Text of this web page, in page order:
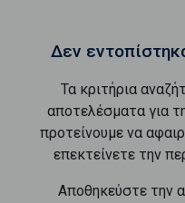
Δεν
Τα κριτήρια
αποτελέσματα για
προτείνουμε να
επεκτείνετε την
Αποθηκεύστε την